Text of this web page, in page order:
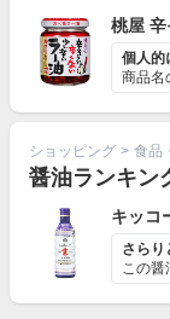
桃屋
個人的
ショッピング > 食品
醤油ランキン
キッコ
さらり